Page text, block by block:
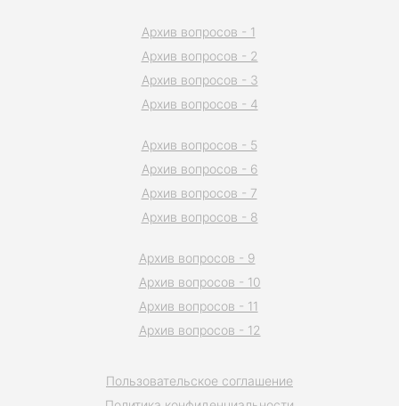
Пользовательское соглашение
Архив вопросов - 1
Архив вопросов - 2
Архив вопросов - 3
Архив вопросов - 4
Архив вопросов - 5
Архив вопросов - 6
Архив вопросов - 7
Архив вопросов - 8
Архив вопросов - 9
Архив вопросов - 10
Архив вопросов - 11
Архив вопросов - 12